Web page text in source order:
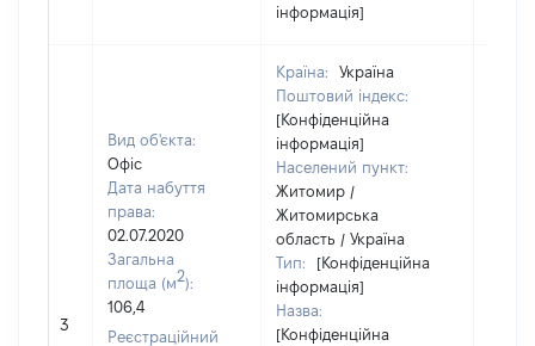
інформація]
3
Вид об'єкта:
Офіс
Дата набуття
права:
02.07.2020
Загальна
площа (м2):
106,4
Реєстраційний
Країна:
Україна
Поштовий індекс:
[Конфіденційна
інформація]
Населений пункт:
Житомир /
Житомирська
область / Україна
Тип:
[Конфіденційна
інформація]
Назва:
[Конфіденційна